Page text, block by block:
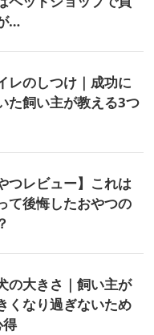
…
レのしつけ｜成功に
た飼い主が教える3つ
つレビュー】これは
て後悔したおやつの
の大きさ｜飼い主が
くなり過ぎないため